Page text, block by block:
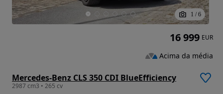
1 / 6
Mercedes-Benz CLS 350 CDI BlueEfficiency
2987 cm3 • 265 cv
16 999 EUR
Acima da média